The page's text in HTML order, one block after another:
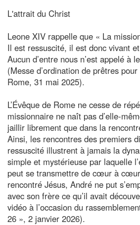
L'attrait du Christ
Leone XIV rappelle que « La
Il est ressuscité, il est donc vivant
Aucun d’entre nous n’est appelé à
(Messe d’ordination de prêtres
Rome, 31 mai 2025).
L’Évêque de Rome ne cesse de
missionnaire ne naît pas d’elle-
jaillir librement que dans la
Ainsi, les rencontres des premiers
ressuscité illustrent à jamais la
simple et mystérieuse par laquelle
peut se transmettre de cœur à
rencontré Jésus, André ne put
avec son frère ce qu’il avait
vidéo à l’occasion du
26 », 2 janvier 2026).